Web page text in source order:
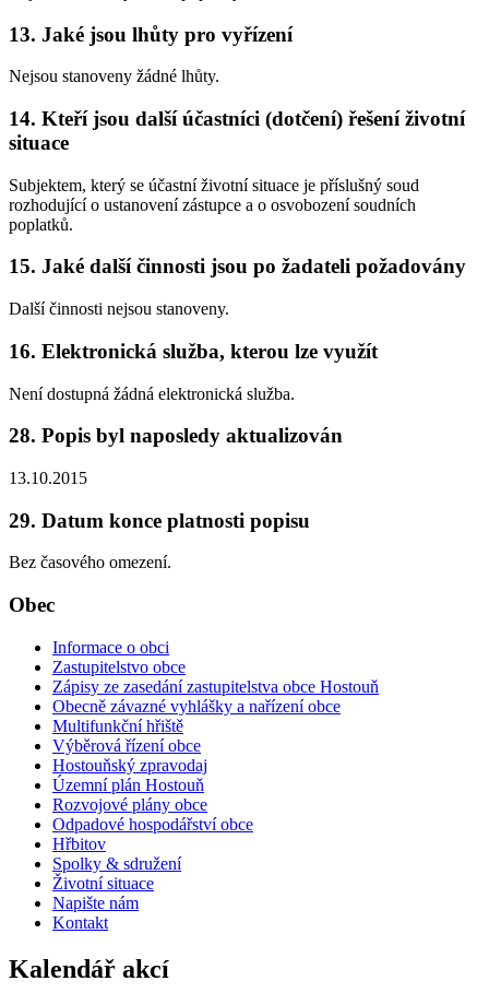
13. Jaké jsou lhůty pro vyřízení
Nejsou stanoveny žádné lhůty.
14. Kteří jsou další účastníci (dotčení) řešení životní
situace
Subjektem, který se účastní životní situace je příslušný soud
rozhodující o ustanovení zástupce a o osvobození soudních
poplatků.
15. Jaké další činnosti jsou po žadateli požadovány
Další činnosti nejsou stanoveny.
16. Elektronická služba, kterou lze využít
Není dostupná žádná elektronická služba.
28. Popis byl naposledy aktualizován
13.10.2015
29. Datum konce platnosti popisu
Bez časového omezení.
Obec
Informace o obci
Zastupitelstvo obce
Zápisy ze zasedání zastupitelstva obce Hostouň
Obecně závazné vyhlášky a nařízení obce
Multifunkční hřiště
Výběrová řízení obce
Hostouňský zpravodaj
Územní plán Hostouň
Rozvojové plány obce
Odpadové hospodářství obce
Hřbitov
Spolky & sdružení
Životní situace
Napište nám
Kontakt
Kalendář akcí